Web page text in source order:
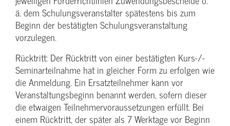
ä. dem Schulungs­veranstalter spätestens bis zum
Beginn der bestätigten Schulungs­veranstaltung
vorzulegen.
Rücktritt: Der Rücktritt von einer bestätigten Kurs-/­
Seminarteilnahme hat in gleicher Form zu erfolgen wie
die Anmeldung. Ein Ersatzteilnehmer kann vor
Veranstaltungs­beginn benannt werden, sofern dieser
die etwaigen Teilnehmer­voraussetzungen erfüllt. Bei
einem Rücktritt, der später als 7 Werktage vor Beginn